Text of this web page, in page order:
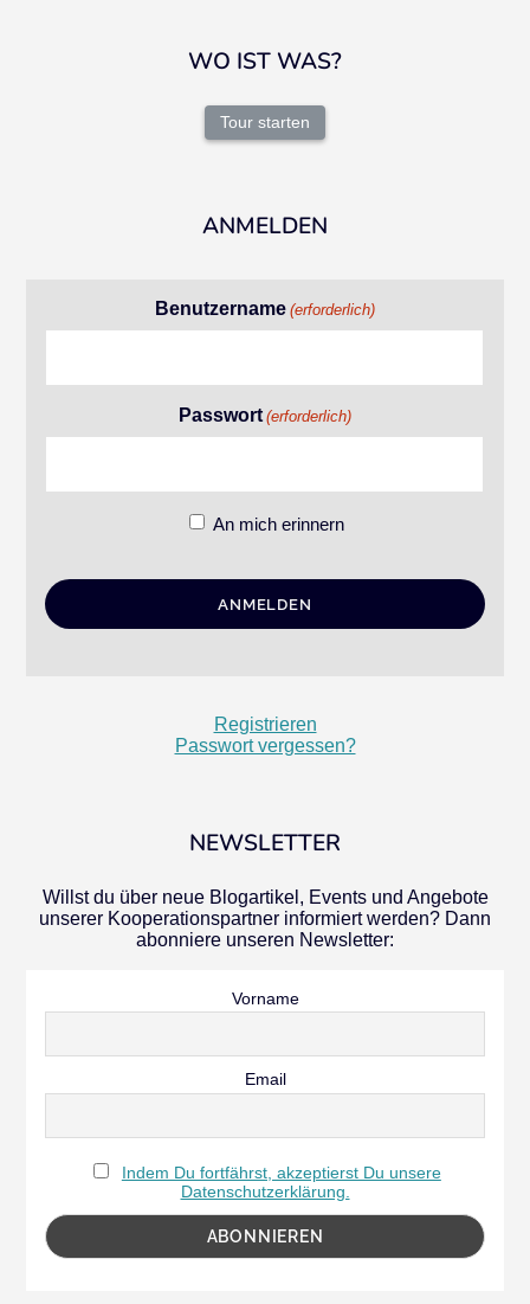
WO IST WAS?
Tour starten
ANMELDEN
Benutzername (erforderlich)
Passwort (erforderlich)
An mich erinnern
Registrieren
Passwort vergessen?
NEWSLETTER
Willst du über neue Blogartikel, Events und Angebote
unserer Kooperationspartner informiert werden? Dann
abonniere unseren Newsletter:
Vorname
Email
Indem Du fortfährst, akzeptierst Du unsere
Datenschutzerklärung.